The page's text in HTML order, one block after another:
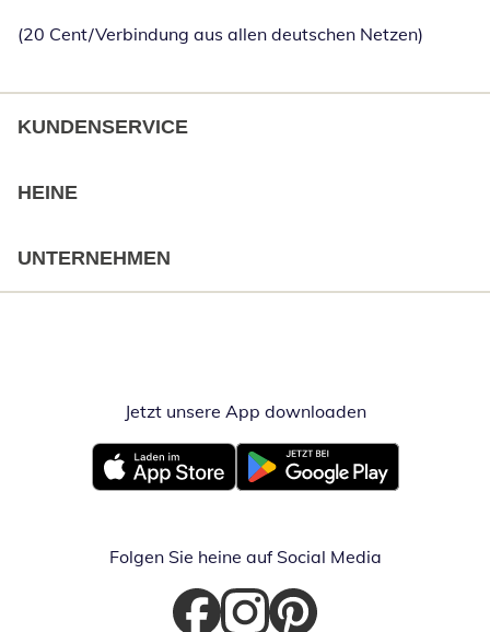
(20 Cent/Verbindung aus allen deutschen Netzen)
KUNDENSERVICE
HEINE
UNTERNEHMEN
Jetzt unsere App downloadenÖffnet in
Öffnet in neuem FensterÖffnet in neuem Fenster
Folgen Sie heine auf Social Media